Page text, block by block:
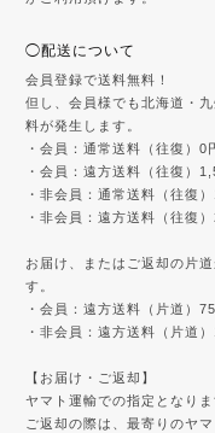
◯配送について
会員登録で送料無料！
但し、会員様でも北海道・
料が発生します。
・会員：通常送料（往復）0
・会員：遠方送料（往復）
・非会員：通常送料（往復
・非会員：遠方送料（往復
お届け、またはご返却の片
す。
・会員：遠方送料（片道）
・非会員：遠方送料（片道
【お届け・ご返却】
ヤマト運輸での指定となりま
ご返却の際は、最寄りのヤ